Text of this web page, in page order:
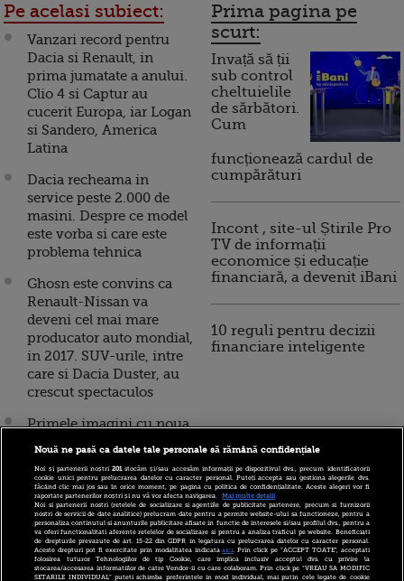
Pe acelasi subiect:
Vanzari record pentru
Dacia si Renault, in
prima jumatate a anului.
Clio 4 si Captur au
cucerit Europa, iar Logan
si Sandero, America
Latina
Dacia recheama in
service peste 2.000 de
masini. Despre ce model
este vorba si care este
problema tehnica
Ghosn este convins ca
Renault-Nissan va
deveni cel mai mare
producator auto mondial,
in 2017. SUV-urile, intre
care si Dacia Duster, au
crescut spectaculos
Primele imagini cu noua
generatie Duster. Cum
Dacia il lanseaza in 2018.
FOTO
Duster, copilul-minune
al Dacia-Renault.
Afacerile Dacia au
Prima pagina pe
scurt:
Invață să ții
sub control
cheltuielile
de sărbători.
Cum
funcționează cardul de
cumpărături
Incont , site-ul Știrile Pro
TV de informații
economice și educație
financiară, a devenit iBani
10 reguli pentru decizii
financiare inteligente
Nouă ne pasă ca datele tale personale să rămână confidențiale
Noi și partenerii noștri201stocăm și/sau accesăm informații pe dispozitivul dvs., precum identificatorii
cookie unici pentru prelucrarea datelor cu caracter personal. Puteți accepta sau gestiona alegerile dvs.
făcând clic mai jos sau în orice moment, pe pagina cu politica de confidențialitate. Aceste alegeri vor fi
raportate partenerilor noștri și nu vă vor afecta navigarea.
Mai multe detalii
Noi si partenerii nostri (retelele de socializare si agentiile de publicitate partenere, precum si furnizorii
nostri de servicii de date analitice) prelucram date pentru a permite website-ului sa functioneze, pentru a
personaliza continutul si anunturile publicitare afisate in functie de interesele si/sau profilul dvs., pentru a
va oferi functionalitati aferente retelelor de socializare si pentru a analiza traficul pe website. Beneficiati
de drepturile prevazute de art. 15-22 din GDPR in legatura cu prelucrarea datelor cu caracter personal.
Aceste drepturi pot fi exercitate prin modalitatea indicataaici. Prin click pe “ACCEPT TOATE”, acceptati
folosirea tuturor Tehnologiilor de tip Cookie, care implica inclusiv acceptul dvs. cu privire la
stocarea/accesarea informatiilor de catre Vendor-ii cu care colaboram. Prin click pe “VREAU SA MODIFIC
SETARILE INDIVIDUAL” puteti schimba preferintele in mod individual, mai putin cele legate de cookie